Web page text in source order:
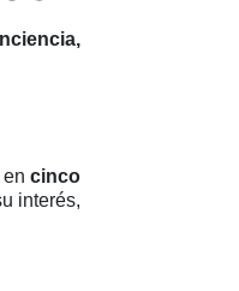
cinco
interés,